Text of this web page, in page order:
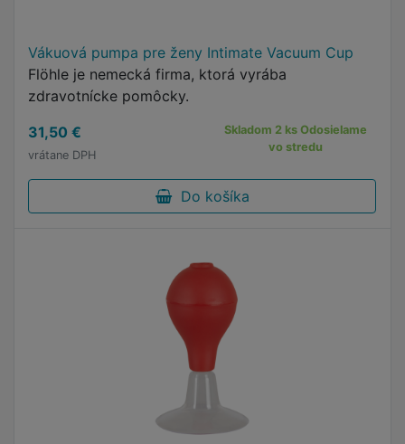
Vákuová pumpa pre ženy Intimate Vacuum Cup
Flöhle je nemecká firma, ktorá vyrába
zdravotnícke pomôcky.
31,50 €
vrátane DPH
Skladom 2 ks Odosielame
vo stredu
Do košíka